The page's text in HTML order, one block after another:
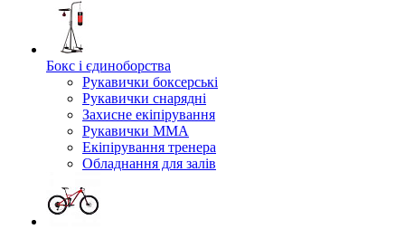
Бокс і єдиноборства
Рукавички боксерські
Рукавички снарядні
Захисне екіпірування
Рукавички ММА
Екіпірування тренера
Обладнання для залів